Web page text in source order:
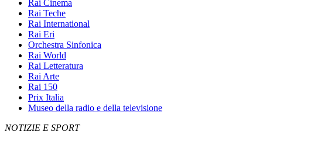
Rai Cinema
Rai Teche
Rai International
Rai Eri
Orchestra Sinfonica
Rai World
Rai Letteratura
Rai Arte
Rai 150
Prix Italia
Museo della radio e della televisione
NOTIZIE E SPORT